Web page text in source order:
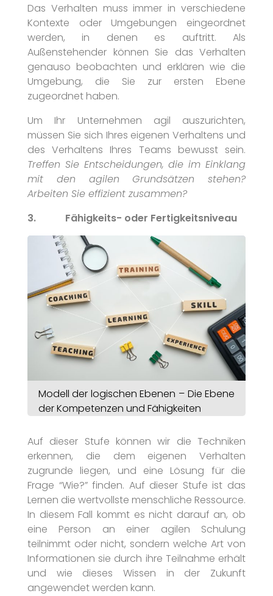
Das Verhalten muss immer in verschiedene
Kontexte oder Umgebungen eingeordnet
werden, in denen es auftritt. Als
Außenstehender können Sie das Verhalten
genauso beobachten und erklären wie die
Umgebung, die Sie zur ersten Ebene
zugeordnet haben.
Um Ihr Unternehmen agil auszurichten,
müssen Sie sich Ihres eigenen Verhaltens und
des Verhaltens Ihres Teams bewusst sein.
Treffen Sie Entscheidungen, die im Einklang
mit den agilen Grundsätzen stehen?
Arbeiten Sie effizient zusammen?
3. Fähigkeits- oder Fertigkeitsniveau
Modell der logischen Ebenen – Die Ebene
der Kompetenzen und Fähigkeiten
Auf dieser Stufe können wir die Techniken
erkennen, die dem eigenen Verhalten
zugrunde liegen, und eine Lösung für die
Frage “Wie?” finden. Auf dieser Stufe ist das
Lernen die wertvollste menschliche Ressource.
In diesem Fall kommt es nicht darauf an, ob
eine Person an einer agilen Schulung
teilnimmt oder nicht, sondern welche Art von
Informationen sie durch ihre Teilnahme erhält
und wie dieses Wissen in der Zukunft
angewendet werden kann.